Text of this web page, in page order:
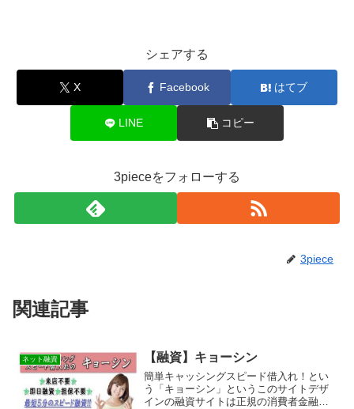
シェアする
X Facebook はてブ
LINE コピー
3pieceをフォローする
3piece
関連記事
ネット融資 【融資】キョーシン
簡単キャッシングスピード借入れ！とい
う「キョーシン」というこのサイトデザ
インの融資サイトは正規の消費者金融で